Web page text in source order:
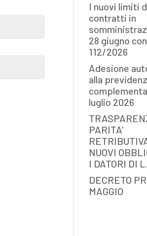
I nuovi limiti
contratti in
28 giugno
112/2026
Adesione
alla
luglio 2026
PARITA’
NUOVI
I DATORI DI
DECRETO
MAGGIO